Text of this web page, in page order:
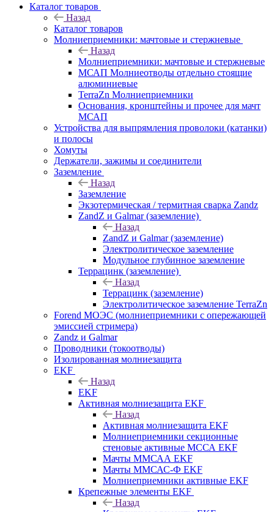
Каталог товаров
Назад
Каталог товаров
Молниеприемники: мачтовые и стержневые
Назад
Молниеприемники: мачтовые и стержневые
МСАП Молниеотводы отдельно стоящие
алюминиевые
TerraZn Молниеприемники
Основания, кронштейны и прочее для мачт
МСАП
Устройства для выпрямления проволоки (катанки)
и полосы
Хомуты
Держатели, зажимы и соединители
Заземление
Назад
Заземление
Экзотермическая / термитная сварка Zandz
ZandZ и Galmar (заземление)
Назад
ZandZ и Galmar (заземление)
Электролитическое заземление
Модульное глубинное заземление
Террацинк (заземление)
Назад
Террацинк (заземление)
Электролитическое заземление TerraZn
Forend МОЭС (молниеприемники с опережающей
эмиссией стримера)
Zandz и Galmar
Проводники (токоотводы)
Изолированная молниезащита
EKF
Назад
EKF
Активная молниезащита EKF
Назад
Активная молниезащита EKF
Молниеприемники секционные
стеновые активные МССА EKF
Мачты ММСАА EKF
Мачты ММСАС-Ф EKF
Молниеприемники активные EKF
Крепежные элементы EKF
Назад